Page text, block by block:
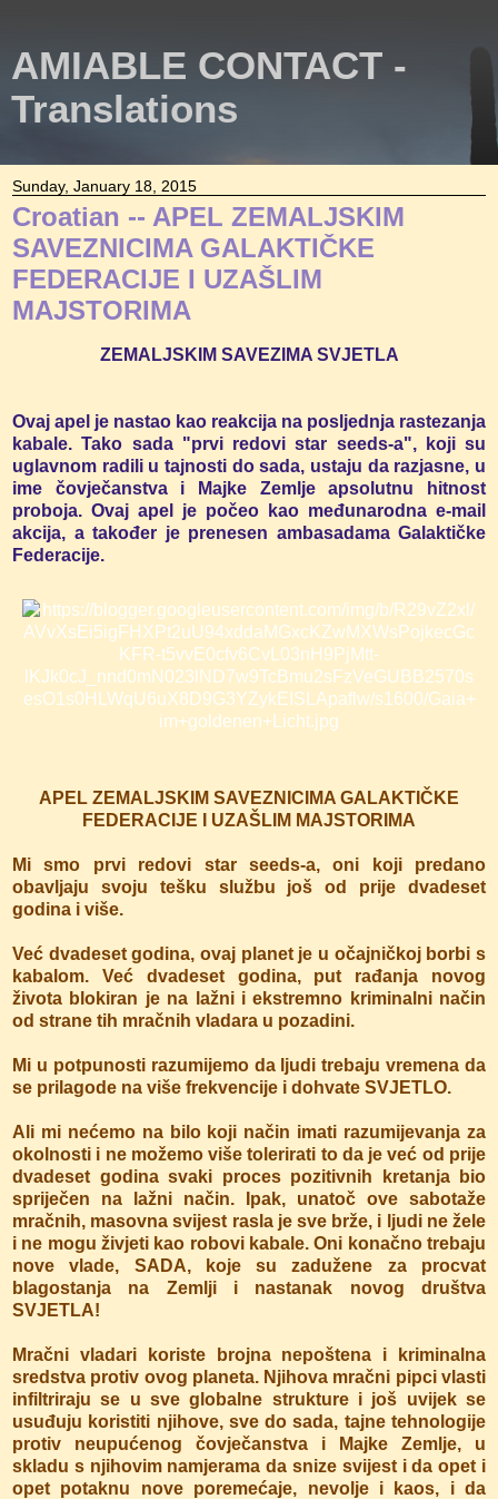
AMIABLE CONTACT -
Translations
Sunday, January 18, 2015
Croatian -- APEL ZEMALJSKIM
SAVEZNICIMA GALAKTIČKE
FEDERACIJE I UZAŠLIM
MAJSTORIMA
ZEMALJSKIM SAVEZIMA SVJETLA
Ovaj apel je nastao kao reakcija na posljednja rastezanja
kabale. Tako sada "prvi redovi star seeds-a", koji su
uglavnom radili u tajnosti do sada, ustaju da razjasne, u
ime čovječanstva i Majke Zemlje apsolutnu hitnost
proboja. Ovaj apel je počeo kao međunarodna e-mail
akcija, a također je prenesen ambasadama Galaktičke
Federacije.
APEL ZEMALJSKIM SAVEZNICIMA GALAKTIČKE
FEDERACIJE I UZAŠLIM MAJSTORIMA
Mi smo prvi redovi star seeds-a, oni koji predano
obavljaju svoju tešku službu još od prije dvadeset
godina i više.
Već dvadeset godina, ovaj planet je u očajničkoj borbi s
kabalom. Već dvadeset godina, put rađanja novog
života blokiran je na lažni i ekstremno kriminalni način
od strane tih mračnih vladara u pozadini.
Mi u potpunosti razumijemo da ljudi trebaju vremena da
se prilagode na više frekvencije i dohvate SVJETLO.
Ali mi nećemo na bilo koji način imati razumijevanja za
okolnosti i ne možemo više tolerirati to da je već od prije
dvadeset godina svaki proces pozitivnih kretanja bio
spriječen na lažni način. Ipak, unatoč ove sabotaže
mračnih, masovna svijest rasla je sve brže, i ljudi ne žele
i ne mogu živjeti kao robovi kabale. Oni konačno trebaju
nove vlade, SADA, koje su zadužene za procvat
blagostanja na Zemlji i nastanak novog društva
SVJETLA!
Mračni vladari koriste brojna nepoštena i kriminalna
sredstva protiv ovog planeta. Njihova mračni pipci vlasti
infiltriraju se u sve globalne strukture i još uvijek se
usuđuju koristiti njihove, sve do sada, tajne tehnologije
protiv neupućenog čovječanstva i Majke Zemlje, u
skladu s njihovim namjerama da snize svijest i da opet i
opet potaknu nove poremećaje, nevolje i kaos, i da